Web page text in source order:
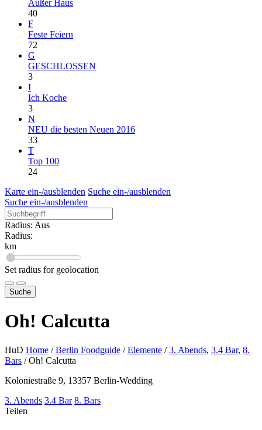
Außer Haus
40
F
Feste Feiern
72
G
GESCHLOSSEN
3
I
Ich Koche
3
N
NEU die besten Neuen 2016
33
T
Top 100
24
Karte ein-/ausblenden Suche ein-/ausblenden
Suche ein-/ausblenden
Radius: Aus
Radius:
km
Set radius for geolocation
Suche
Oh! Calcutta
HuD Home / Berlin Foodguide / Elemente / 3. Abends, 3.4 Bar, 8.
Bars / Oh! Calcutta
Koloniestraße 9, 13357 Berlin-Wedding
3. Abends 3.4 Bar 8. Bars
Teilen